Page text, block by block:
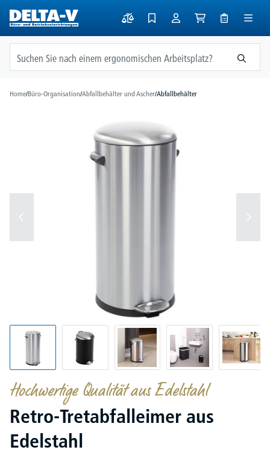
springen
Home/Büro-Organisation/Abfallbehälter und Ascher/Abfallbehälter
Hochwertige Qualität aus Edelstahl
Retro-Tretabfalleimer aus
Edelstahl